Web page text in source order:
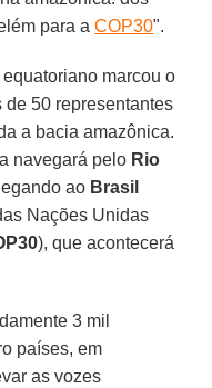
para aCOP30".
marcou o
50 representantes
a bacia amazônica.
navegará pelo Rio
ao Brasil
Nações Unidas
), que acontecerá
3 mil
países, em
as vozes